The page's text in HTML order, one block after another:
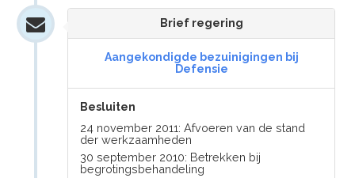
Brief regering
Aangekondigde bezuinigingen bij
Defensie
Besluiten
24 november 2011: Afvoeren van de stand
der werkzaamheden
30 september 2010: Betrekken bij
begrotingsbehandeling